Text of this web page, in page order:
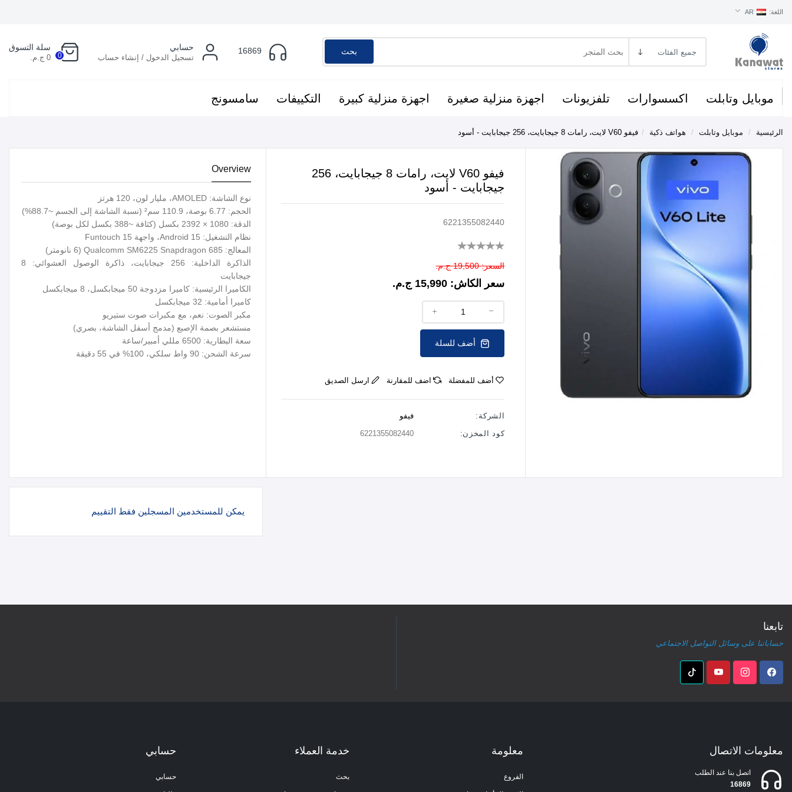
اللغة: AR
16869 حسابي
تسجيل الدخول / إنشاء حساب 0
سلة التسوق
0 ج.م.
بحث
موبايل وتابلت اكسسوارات تلفزيونات اجهزة منزلية صغيرة اجهزة منزلية كبيرة التكييفات سامسونج
الرئيسية / موبايل وتابلت / هواتف ذكية / فيفو V60 لايت، رامات 8 جيجابايت، 256 جيجابايت - أسود
فيفو V60 لايت، رامات 8 جيجابايت، 256
جيجابايت - أسود
6221355082440
السعر: 19,500 ج.م.
سعر الكاش: 15,990 ج.م.
أضف للسلة
أضف للمفضلة اضف للمقارنة ارسل الصديق
الشركة:
فيفو
كود المخزن:
6221355082440
Overview
نوع الشاشة: AMOLED، مليار لون، 120 هرتز
الحجم: 6.77 بوصة، 110.9 سم² (نسبة الشاشة إلى الجسم ~88.7%)
الدقة: 1080 × 2392 بكسل (كثافة ~388 بكسل لكل بوصة)
نظام التشغيل: Android 15، واجهة Funtouch 15
المعالج: Qualcomm SM6225 Snapdragon 685 (6 نانومتر)
الذاكرة الداخلية: 256 جيجابايت، ذاكرة الوصول العشوائي: 8
جيجابايت
الكاميرا الرئيسية: كاميرا مزدوجة 50 ميجابكسل، 8 ميجابكسل
كاميرا أمامية: 32 ميجابكسل
مكبر الصوت: نعم، مع مكبرات صوت ستيريو
مستشعر بصمة الإصبع (مدمج أسفل الشاشة، بصري)
سعة البطارية: 6500 مللي أمبير/ساعة
سرعة الشحن: 90 واط سلكي، 100% في 55 دقيقة
يمكن للمستخدمين المسجلين فقط التقييم
تابعنا
حساباتنا على وسائل التواصل الاجتماعي
معلومات الاتصال
اتصل بنا عند الطلب
16869
معلومة
الفروع
خدمة العملاء
بحث
حسابي
حسابي